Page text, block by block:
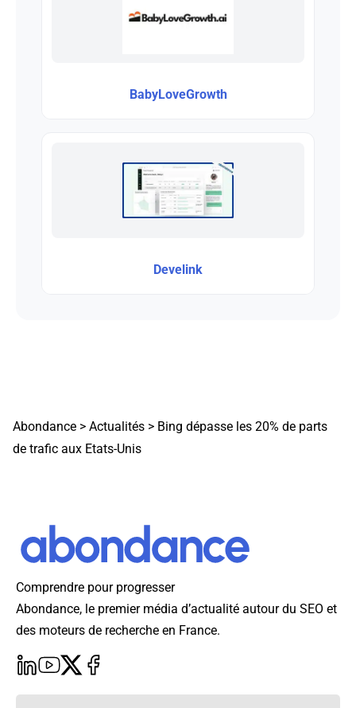
BabyLoveGrowth
Develink
Abondance > Actualités > Bing dépasse les 20% de parts
de trafic aux Etats-Unis
Comprendre pour progresser
Abondance, le premier média d’actualité autour du SEO et
des moteurs de recherche en France.